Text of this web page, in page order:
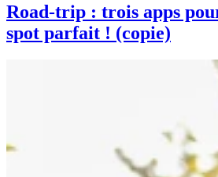
Road-trip : trois apps
spot parfait ! (copie)